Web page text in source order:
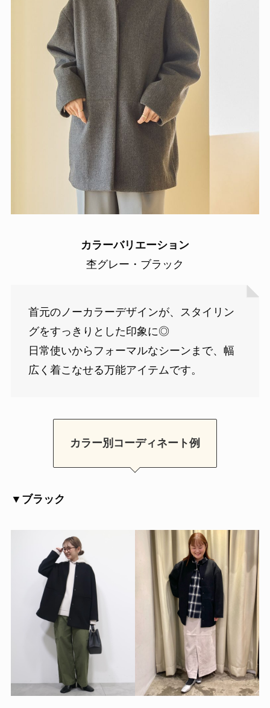
カラーバリエーション
杢グレー・ブラック
首元のノーカラーデザインが、スタイリン
グをすっきりとした印象に◎
日常使いからフォーマルなシーンまで、幅
広く着こなせる万能アイテムです。
カラー別コーディネート例
▼ブラック